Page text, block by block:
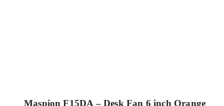
Maspion F15DA – Desk Fan 6 inch Orange